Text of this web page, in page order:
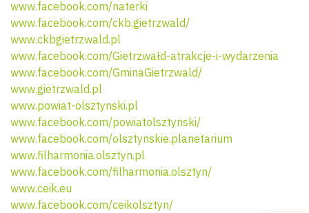
www.facebook.com/naterki
www.facebook.com/ckb.gietrzwald/
www.ckbgietrzwald.pl
www.facebook.com/Gietrzwałd-atrakcje-i-wydarzenia
www.facebook.com/GminaGietrzwald/
www.gietrzwald.pl
www.powiat-olsztynski.pl
www.facebook.com/powiatolsztynski/
www.facebook.com/olsztynskie.planetarium
www.filharmonia.olsztyn.pl
www.facebook.com/filharmonia.olsztyn/
www.ceik.eu
www.facebook.com/ceikolsztyn/